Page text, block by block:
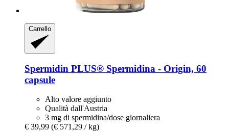
Carrello
Spermidin PLUS® Spermidina -​ Origin, 60
capsule
Alto valore aggiunto
Qualità dall'Austria
3 mg di spermidina/dose giornaliera
€ 39,99 (€ 571,29 / kg)